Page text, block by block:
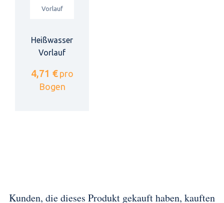
Heißwasser
Vorlauf
4,71 € pro
Bogen
Kunden, die dieses Produkt gekauft haben, kauften